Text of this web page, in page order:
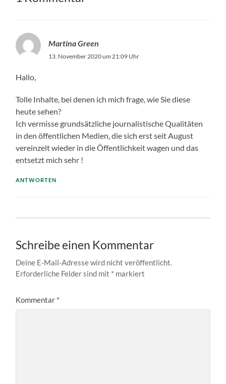
Martina Green
13. November 2020 um 21:09 Uhr
Hallo,
Tolle Inhalte, bei denen ich mich frage, wie Sie diese
heute sehen?
Ich vermisse grundsätzliche journalistische Qualitäten
in den öffentlichen Medien, die sich erst seit August
vereinzelt wieder in die Öffentlichkeit wagen und das
entsetzt mich sehr !
ANTWORTEN
Schreibe einen Kommentar
Deine E-Mail-Adresse wird nicht veröffentlicht.
Erforderliche Felder sind mit * markiert
Kommentar *